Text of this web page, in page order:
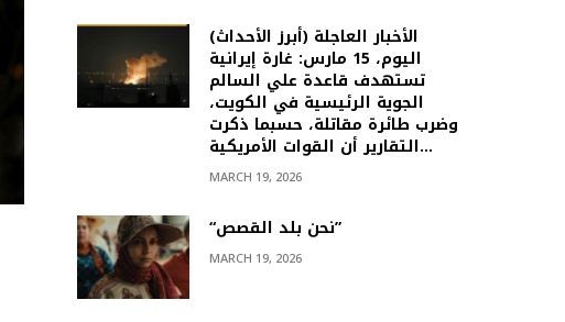
(أبرز الأحداث) الأخبار العاجلة
اليوم، 15 مارس: غارة إيرانية
تستهدف قاعدة علي السالم
الجوية الرئيسية في الكويت،
وضرب طائرة مقاتلة، حسبما ذكرت
التقارير أن القوات الأمريكية…
MARCH 19, 2026
“نحن بلد القصص”
MARCH 19, 2026